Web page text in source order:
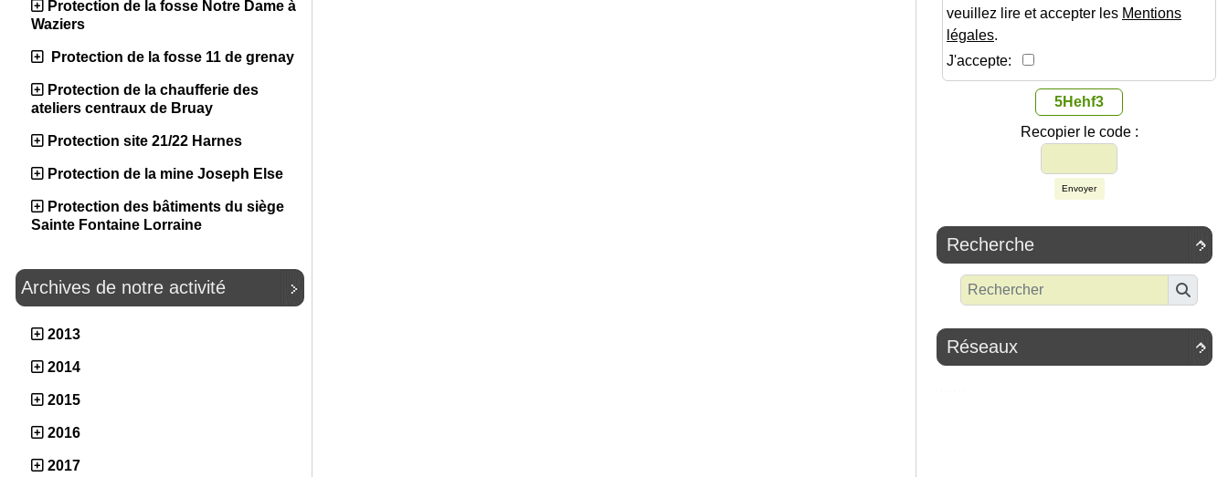
Protection de la fosse Notre Dame à
Waziers
Protection de la fosse 11 de grenay
Protection de la chaufferie des
ateliers centraux de Bruay
Protection site 21/22 Harnes
Protection de la mine Joseph Else
Protection des bâtiments du siège
Sainte Fontaine Lorraine
Archives de notre activité
2013
2014
2015
2016
2017
veuillez lire et accepter les Mentions
légales.
J'accepte:
5Hehf3
Recopier le code :
Envoyer

Recherche

Réseaux